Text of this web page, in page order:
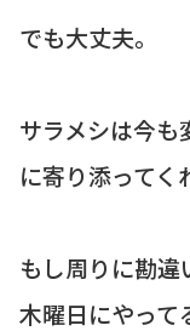
でも大丈夫。
サラメシは今も
に寄り添ってく
もし周りに勘
木曜日にやって